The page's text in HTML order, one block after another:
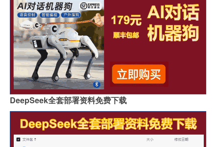
DeepSeek全套部署资料免费下载